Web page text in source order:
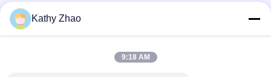
Résistance à la combustion des moteurs à essence
F00VC01538 Soupape de commande d'injecteur F 00V C01
538 Convient pour injecteur 0 445 110 653/ 654 Application
Kathy Zhao
9:18 AM